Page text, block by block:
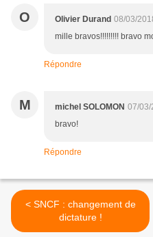
O Olivier Durand 08/03/
mille bravos!!!!!!!!! bravo
Répondre
M michel SOLOMON 07/03/
bravo!
Répondre
< SNCF : changement de
dictature !